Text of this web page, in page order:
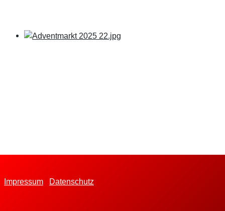
Impressum Datenschutz